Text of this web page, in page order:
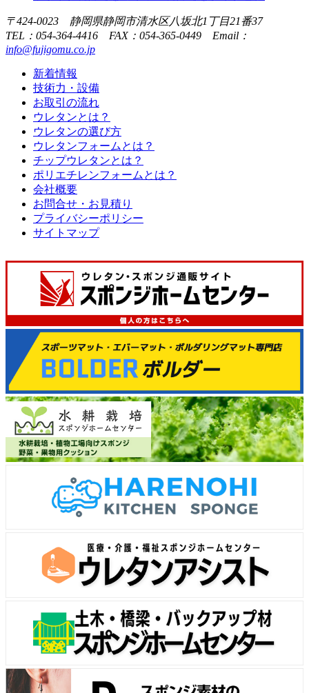
〒424-0023 静岡県静岡市清水区八坂北1丁目21番37
TEL： 054-364-4416 FAX：054-365-0449 Email：
info@fujigomu.co.jp
新着情報
技術力・設備
お取引の流れ
ウレタンとは？
ウレタンの選び方
ウレタンフォームとは？
チップウレタンとは？
ポリエチレンフォームとは？
会社概要
お問合せ・お見積り
プライバシーポリシー
サイトマップ